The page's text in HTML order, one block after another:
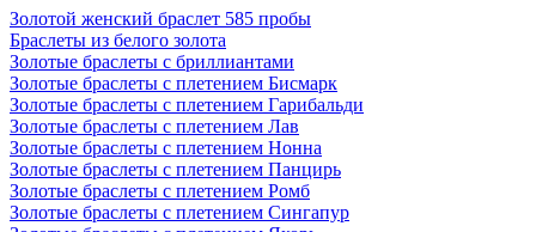
Золотой женский браслет 585 пробы
Браслеты из белого золота
Золотые браслеты с бриллиантами
Золотые браслеты с плетением Бисмарк
Золотые браслеты с плетением Гарибальди
Золотые браслеты с плетением Лав
Золотые браслеты с плетением Нонна
Золотые браслеты с плетением Панцирь
Золотые браслеты с плетением Ромб
Золотые браслеты с плетением Сингапур